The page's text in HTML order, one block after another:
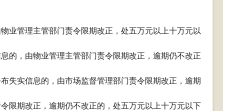
业管理主管部门责令限期改正，处五万元以上十万元以
的，由物业管理主管部门责令限期改正，逾期仍不改正
失实信息的，由市场监督管理部门责令限期改正，逾期
限期改正，逾期仍不改正的，处五万元以上十万元以下